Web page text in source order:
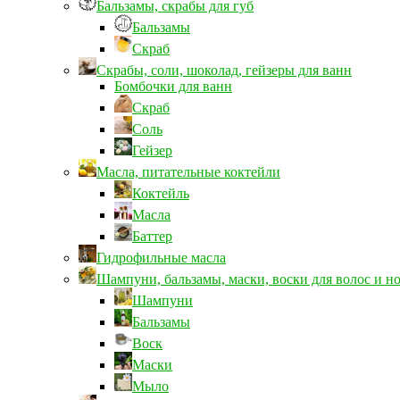
Бальзамы, скрабы для губ
Бальзамы
Скраб
Скрабы, соли, шоколад, гейзеры для ванн
Бомбочки для ванн
Скраб
Соль
Гейзер
Масла, питательные коктейли
Коктейль
Масла
Баттер
Гидрофильные масла
Шампуни, бальзамы, маски, воски для волос и
Шампуни
Бальзамы
Воск
Маски
Мыло